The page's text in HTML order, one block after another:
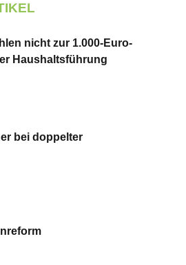
nicht zur 1.000-Euro-
Haushaltsführung
bei doppelter